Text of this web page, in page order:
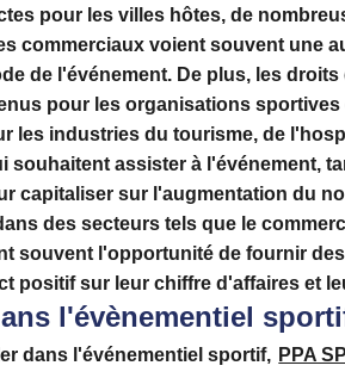
pour les villes hôtes, de
commerciaux voient souvent une
de l'événement. De plus, les
pour les organisations
les industries du tourisme, de
souhaitent assister à l'événement,
capitaliser sur l'augmentation du
des secteurs tels que le
souvent l'opportunité de fournir
positif sur leur chiffre d'affaires et
l'évènementiel
dans l'événementiel sportif, PPA